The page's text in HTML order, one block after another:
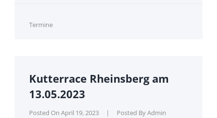
Cat
Termine
Kutterrace Rheinsberg am
13.05.2023
Posted On April 19, 2023 | Posted ByAdmin